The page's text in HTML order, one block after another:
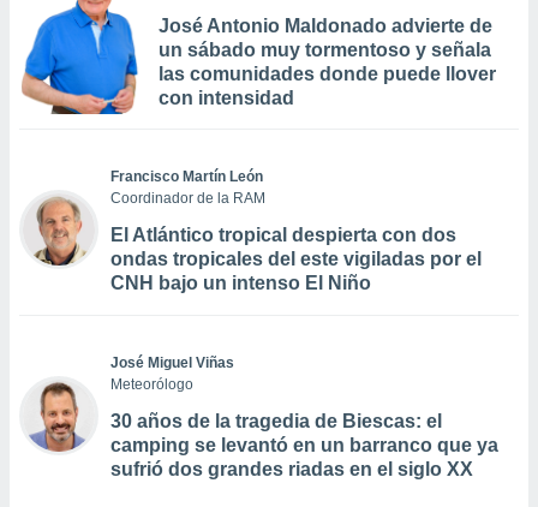
José Antonio Maldonado advierte de
un sábado muy tormentoso y señala
las comunidades donde puede llover
con intensidad
Francisco Martín León
Coordinador de la RAM
El Atlántico tropical despierta con dos
ondas tropicales del este vigiladas por el
CNH bajo un intenso El Niño
José Miguel Viñas
Meteorólogo
30 años de la tragedia de Biescas: el
camping se levantó en un barranco que ya
sufrió dos grandes riadas en el siglo XX